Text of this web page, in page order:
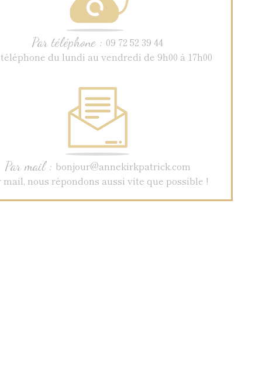
Par téléphone : 09 72 52 39 44
du lundi au vendredi de 9h00 à 17h00
Par mail : bonjour@annekirkpatrick.com
mail, nous répondons aussi vite que possible !